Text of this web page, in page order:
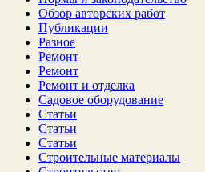
Обзор авторских работ
Публикации
Разное
Ремонт
Ремонт
Ремонт и отделка
Садовое оборудование
Статьи
Статьи
Статьи
Строительные материалы